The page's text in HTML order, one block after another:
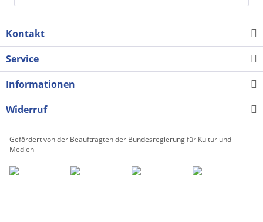
Kontakt
Service
Informationen
Widerruf
Gefördert von der Beauftragten der Bundesregierung für Kultur und
Medien